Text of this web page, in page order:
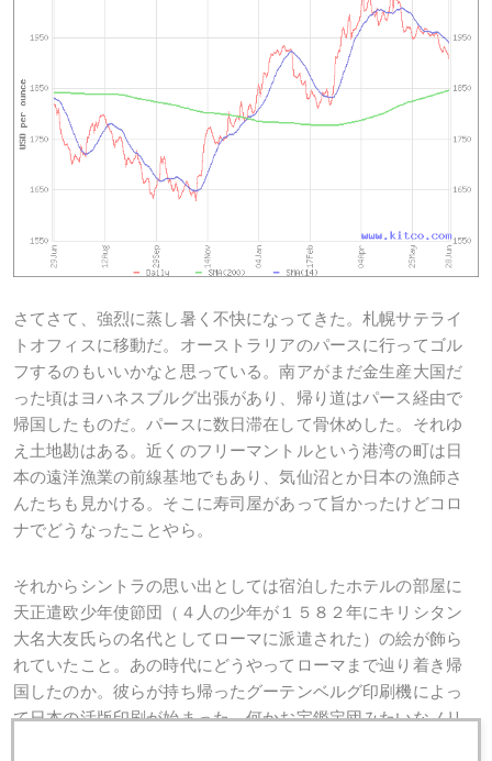
さてさて、強烈に蒸し暑く不快になってきた。札幌サテライ
トオフィスに移動だ。オーストラリアのパースに行ってゴル
フするのもいいかなと思っている。南アがまだ金生産大国だ
った頃はヨハネスブルグ出張があり、帰り道はパース経由で
帰国したものだ。パースに数日滞在して骨休めした。それゆ
え土地勘はある。近くのフリーマントルという港湾の町は日
本の遠洋漁業の前線基地でもあり、気仙沼とか日本の漁師さ
んたちも見かける。そこに寿司屋があって旨かったけどコロ
ナでどうなったことやら。
それからシントラの思い出としては宿泊したホテルの部屋に
天正遣欧少年使節団（４人の少年が１５８２年にキリシタン
大名大友氏らの名代としてローマに派遣された）の絵が飾ら
れていたこと。あの時代にどうやってローマまで辿り着き帰
国したのか。彼らが持ち帰ったグーテンベルグ印刷機によっ
て日本の活版印刷が始まった。何かお宝鑑定団みたいなノリ